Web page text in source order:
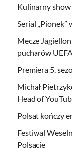
Kulinarny show
Serial „Pionek”
Mecze
pucharów
Premiera 5.
Michał
Head of
Polsat kończy
Festiwal
Polsacie